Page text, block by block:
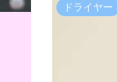
ドライヤー